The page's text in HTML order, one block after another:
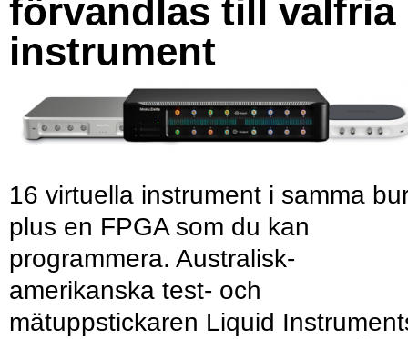
förvandlas till valfria
instrument
16 virtuella instrument i samma
plus en FPGA som du kan
programmera. Australisk-
amerikanska test- och
mätuppstickaren Liquid